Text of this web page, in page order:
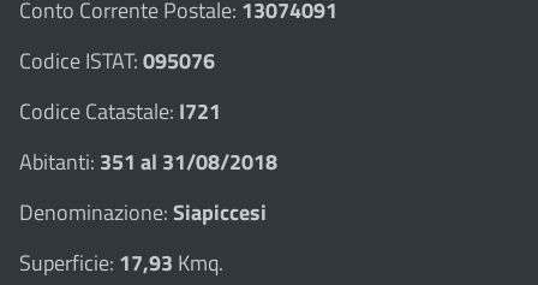
Conto Corrente Postale: 13074091
Codice ISTAT:095076
Codice Catastale: I721
Abitanti: 351 al 31/08/2018
Denominazione:Siapiccesi
Superficie: 17,93 Kmq.